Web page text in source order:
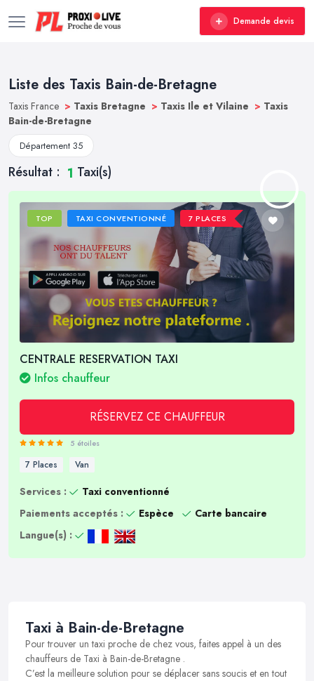
Demande devis
Liste des Taxis Bain-de-Bretagne
Taxis France > Taxis Bretagne > Taxis Ile et Vilaine > Taxis
Bain-de-Bretagne
Département 35
Résultat : 1 Taxi(s)
TOP TAXI CONVENTIONNÉ 7 PLACES
CENTRALE RESERVATION TAXI
Infos chauffeur
RÉSERVEZ CE CHAUFFEUR
5 étoiles
7 Places Van
Services :
Taxi conventionné
Paiements acceptés :
Espèce
Carte bancaire
Langue(s) :
Taxi à Bain-de-Bretagne
Pour trouver un taxi proche de chez vous, faites appel à un des
chauffeurs de Taxi à Bain-de-Bretagne .
C’est la meilleure solution pour se déplacer sans soucis et en tout